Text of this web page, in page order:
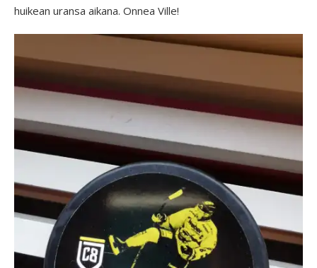
huikean uransa aikana. Onnea Ville!